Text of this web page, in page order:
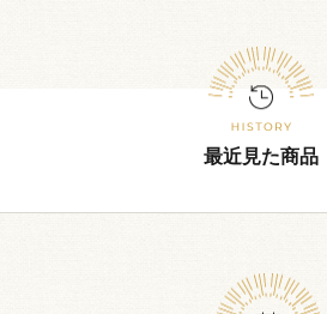
最近見た商品